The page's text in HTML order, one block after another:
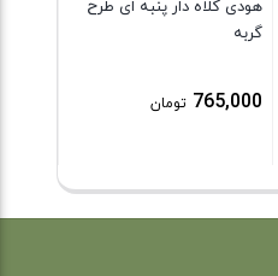
هودی کلاه دار پنبه ای طرح
گربه
765,000 تومان